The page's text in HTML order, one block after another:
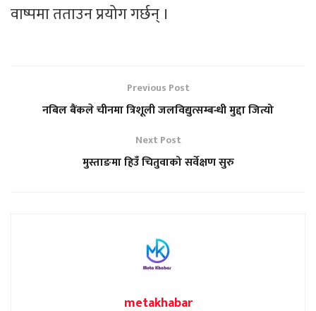
वाष्पमा तताउन प्रयोग गर्छन् ।
Previous Post
नबिल बैंकले चीनमा त्रिशूली जलविद्युत्सम्बन्धी मुद्दा जित्यो
Next Post
मुस्ताङमा हिउँ चितुवाको सर्वेक्षण सुरु
metakhabar